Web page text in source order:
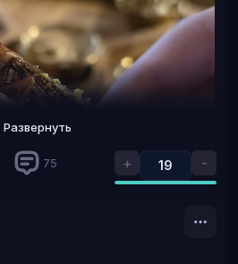
Развернуть
+ 19 -
75